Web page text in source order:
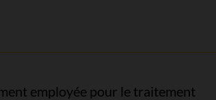
employée pour le traitement